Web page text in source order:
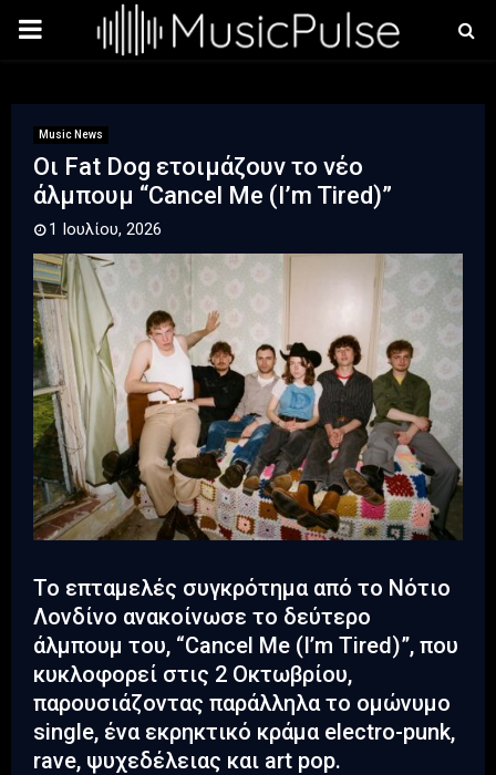
PRIMARY
Music News
Οι Fat Dog ετοιμάζουν το νέο
άλμπουμ “Cancel Me (I’m Tired)”
1 Ιουλίου, 2026
Το επταμελές συγκρότημα από το Νότιο
Λονδίνο ανακοίνωσε το δεύτερο
άλμπουμ του, “Cancel Me (I’m Tired)”, που
κυκλοφορεί στις 2 Οκτωβρίου,
παρουσιάζοντας παράλληλα το ομώνυμο
single, ένα εκρηκτικό κράμα electro-punk,
rave, ψυχεδέλειας και art pop.